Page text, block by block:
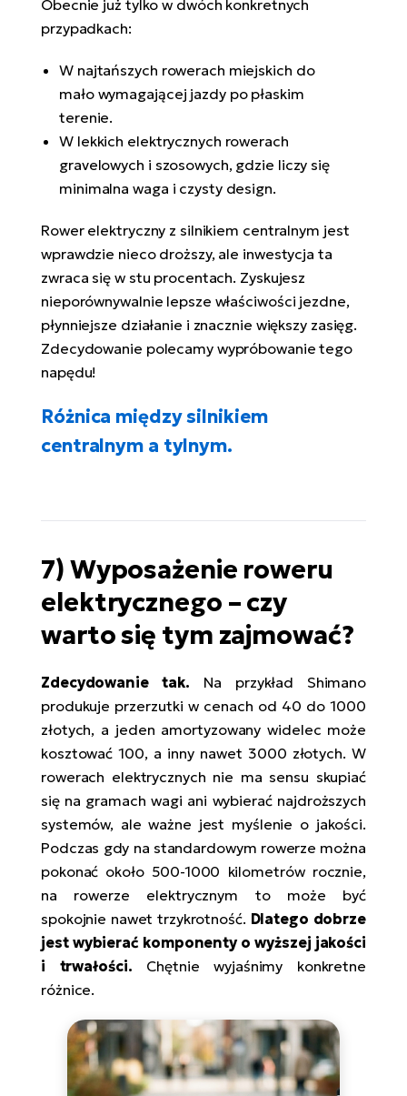
Obecnie już tylko w dwóch konkretnych
przypadkach:
W najtańszych rowerach miejskich do
mało wymagającej jazdy po płaskim
terenie.
W lekkich elektrycznych rowerach
gravelowych i szosowych, gdzie liczy się
minimalna waga i czysty design.
Rower elektryczny z silnikiem centralnym jest
wprawdzie nieco droższy, ale inwestycja ta
zwraca się w stu procentach. Zyskujesz
nieporównywalnie lepsze właściwości jezdne,
płynniejsze działanie i znacznie większy zasięg.
Zdecydowanie polecamy wypróbowanie tego
napędu!
Różnica między silnikiem
centralnym a tylnym.
7) Wyposażenie roweru
elektrycznego – czy
warto się tym zajmować?
Zdecydowanie tak. Na przykład Shimano
produkuje przerzutki w cenach od 40 do 1000
złotych, a jeden amortyzowany widelec może
kosztować 100, a inny nawet 3000 złotych. W
rowerach elektrycznych nie ma sensu skupiać
się na gramach wagi ani wybierać najdroższych
systemów, ale ważne jest myślenie o jakości.
Podczas gdy na standardowym rowerze można
pokonać około 500-1000 kilometrów rocznie,
na rowerze elektrycznym to może być
spokojnie nawet trzykrotność. Dlatego dobrze
jest wybierać komponenty o wyższej jakości
i trwałości. Chętnie wyjaśnimy konkretne
różnice.